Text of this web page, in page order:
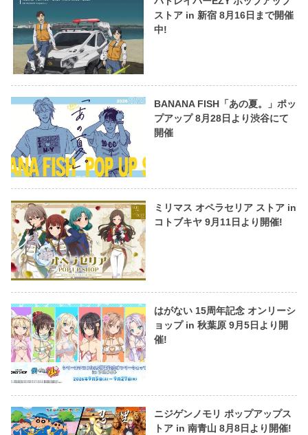
ストア in 新宿 8月16日まで開催
中!
BANANA FISH「あの夏。」ポッ
プアップ 8月28日より渋谷にて
開催
ミリマス オペラセリア ストア in
コトブキヤ 9月11日より開催!
はがない 15周年記念 オンリーシ
ョップ in 秋葉原 9月5日より開
催!
ニジゲンノモリ ポップアップス
トア in 南青山 8月8日より開催!